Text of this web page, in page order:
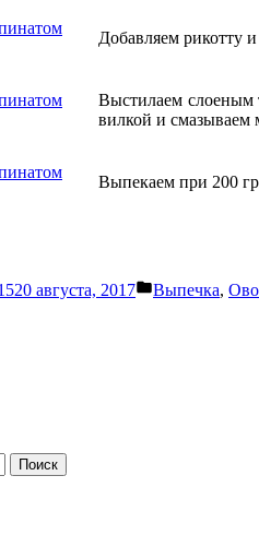
Добавляем рикотту
Выстилаем слоеным
вилкой и
Выпекаем при 200
20 августа, 2017
Написано
Выпечка,